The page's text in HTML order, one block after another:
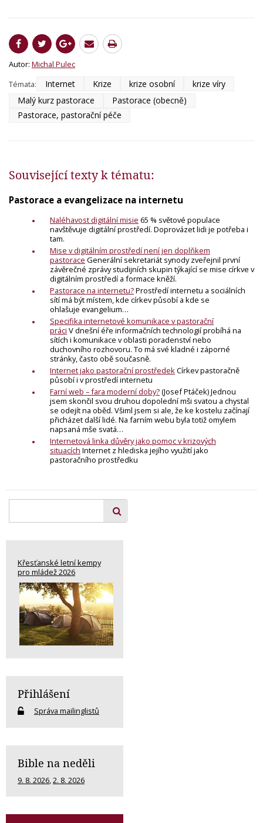
Autor: Michal Pulec
Témata:
Internet Krize krize osobní
krize víry
Malý kurz pastorace
Pastorace (obecně)
Pastorace, pastorační péče
Související texty k tématu:
Pastorace a evangelizace na internetu
Naléhavost digitální misie 65 % světové populace
navštěvuje digitální prostředí. Doprovázet lidi je potřeba i
tam.
Mise v digitálním prostředí není jen doplňkem
pastorace Generální sekretariát synody zveřejnil první
závěrečné zprávy studijních skupin týkající se mise církve v
digitálním prostředí a formace kněží.
Pastorace na internetu?Prostředí internetu a sociálních
sítí má být místem, kde církev působí a kde se
ohlašuje evangelium…
Specifika internetové komunikace v pastorační
práci V dnešní éře informačních technologií probíhá na
sítích i komunikace v oblasti poradenství nebo
duchovního rozhovoru. To má své kladné i záporné
stránky, často obě současně.
Internet jako pastorační prostředekCírkev pastoračně
působí i v prostředí internetu
Farní web – fara moderní doby?(Josef Ptáček) Jednou
jsem skončil svou druhou dopolední mši svatou a chystal
se odejít na oběd. Všiml jsem si ale, že ke kostelu začínají
přicházet další lidé. Na farním webu byla totiž omylem
napsaná mše svatá…
Internetová linka důvěry jako pomoc v krizových
situacích Internet z hlediska jejího využití jako
pastoračního prostředku
Křesťanské letní kempy
pro mládež 2026
Přihlášení
Správa mailinglistů
Bible na neděli
9. 8. 2026,2. 8. 2026